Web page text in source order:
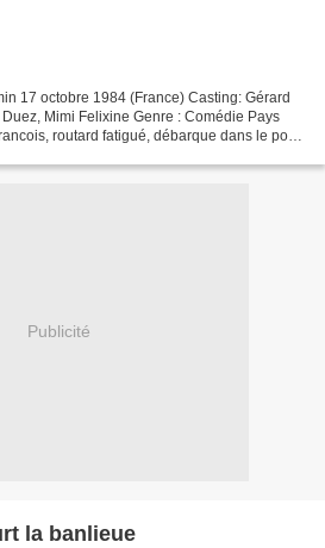
17 octobre 1984 (France) Casting: Gérard
Mimi Felixine Genre : Comédie Pays
routard fatigué, débarque dans le port
Publicité
la banlieue